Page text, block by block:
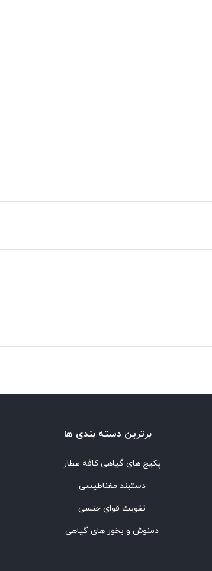
برترین‌ دسته بندی ها
پکیج های گیاهی کافه عطار
دستبند مغناطیسی
تقویت قوای جنسی
دمنوش و بخور های گیاهی